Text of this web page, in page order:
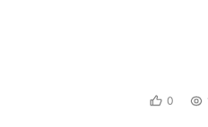
争力。每个参加他们会议的人都
到此为止了。
0